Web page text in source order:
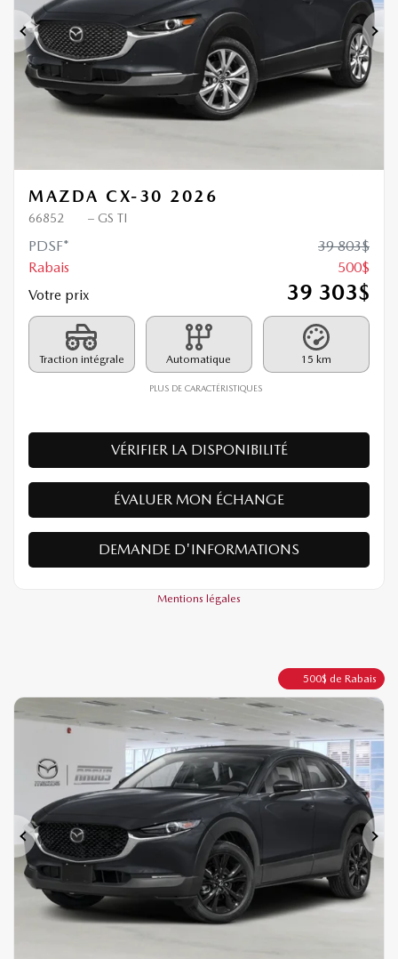
Précédent
MAZDA CX-30 2026
66852 – GS TI
PDSF* 39 803$
Rabais
500$
Votre prix
39 303$
Traction intégrale Automatique 15 km
PLUS DE CARACTÉRISTIQUES
VÉRIFIER LA DISPONIBILITÉ
ÉVALUER MON ÉCHANGE
DEMANDE D'INFORMATIONS
Mentions légales
500$ de Rabais
Précédent